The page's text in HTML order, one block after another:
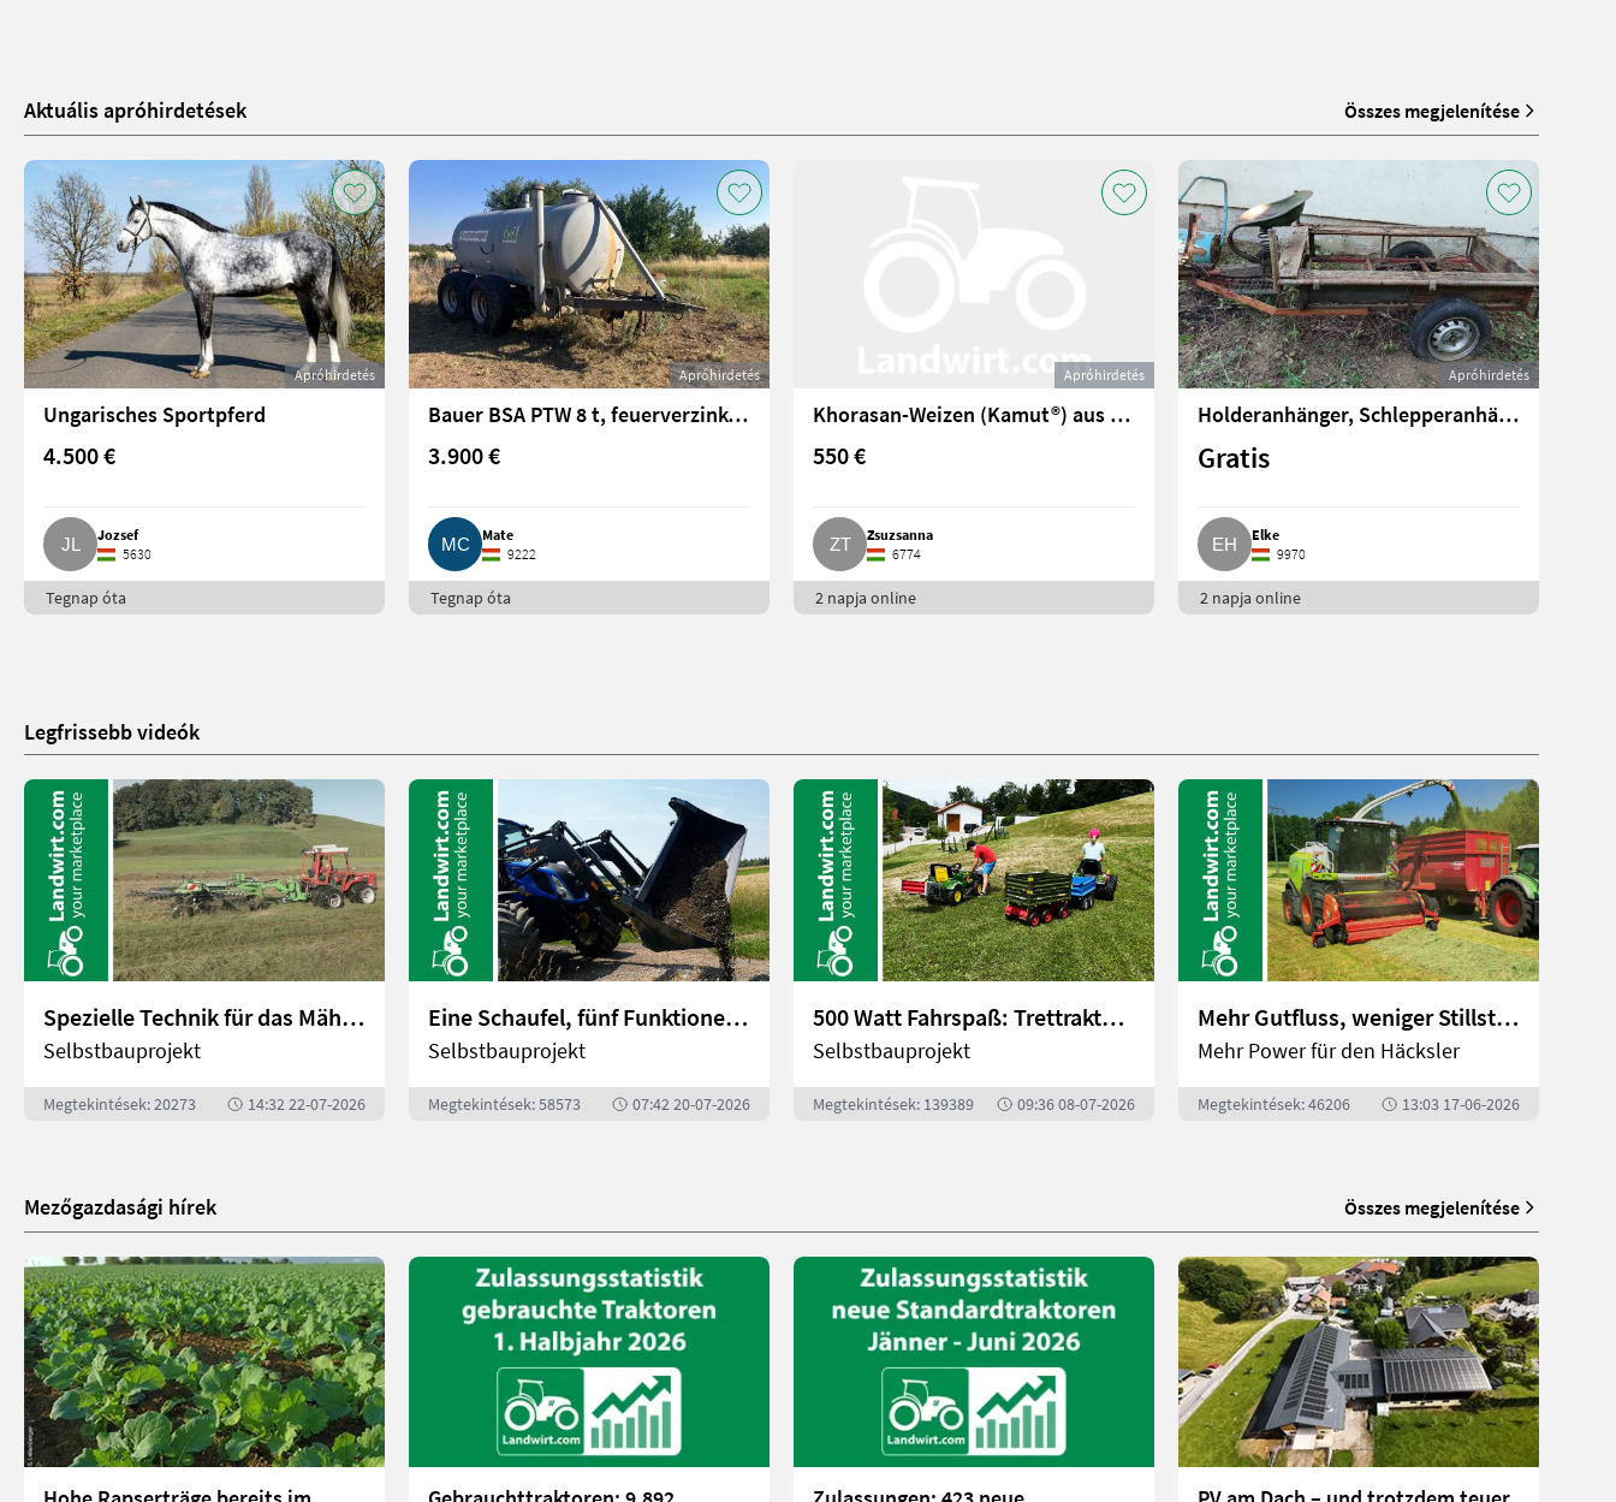
Aktuális apróhirdetések Összes megjelenítése
Apróhirdetés
Ungarisches Sportpferd
4.500 €
Jozsef
5630
Tegnap óta
Apróhirdetés
Bauer BSA PTW 8 t, feuerverzinkt, mit Lenkachse
3.900 €
Mate
9222
Tegnap óta
Apróhirdetés
Khorasan-Weizen (Kamut®) aus regenerativer Landwirtschaft
550 €
Zsuzsanna
6774
2 napja online
Apróhirdetés
Holderanhänger, Schlepperanhänger zu verschenken
Gratis
Elke
9970
2 napja online
Legfrissebb videók
Spezielle Technik für das Mähen von Feuchtwiesen | landwirt.com
Selbstbauprojekt
Megtekintések: 20273 14:32 22-07-2026
Eine Schaufel, fünf Funktionen - innovatives Selbstbauprojekt | landwirt.com
Selbstbauprojekt
Megtekintések: 58573 07:42 20-07-2026
500 Watt Fahrspaß: Trettraktoren mit E-Antrieb | landwirt.com
Selbstbauprojekt
Megtekintések: 139389 09:36 08-07-2026
Mehr Gutfluss, weniger Stillstand: Die neue Kemper Pickup im Einsatz | landwirt.com
Mehr Power für den Häcksler
Megtekintések: 46206 13:03 17-06-2026
Mezőgazdasági hírek Összes megjelenítése